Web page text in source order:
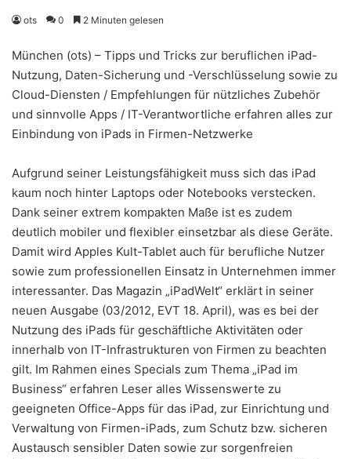
ots 0 2 Minuten gelesen
München (ots) – Tipps und Tricks zur beruflichen iPad-
Nutzung, Daten-Sicherung und -Verschlüsselung sowie zu
Cloud-Diensten / Empfehlungen für nützliches Zubehör
und sinnvolle Apps / IT-Verantwortliche erfahren alles zur
Einbindung von iPads in Firmen-Netzwerke
Aufgrund seiner Leistungsfähigkeit muss sich das iPad
kaum noch hinter Laptops oder Notebooks verstecken.
Dank seiner extrem kompakten Maße ist es zudem
deutlich mobiler und flexibler einsetzbar als diese Geräte.
Damit wird Apples Kult-Tablet auch für berufliche Nutzer
sowie zum professionellen Einsatz in Unternehmen immer
interessanter. Das Magazin „iPadWelt“ erklärt in seiner
neuen Ausgabe (03/2012, EVT 18. April), was es bei der
Nutzung des iPads für geschäftliche Aktivitäten oder
innerhalb von IT-Infrastrukturen von Firmen zu beachten
gilt. Im Rahmen eines Specials zum Thema „iPad im
Business“ erfahren Leser alles Wissenswerte zu
geeigneten Office-Apps für das iPad, zur Einrichtung und
Verwaltung von Firmen-iPads, zum Schutz bzw. sicheren
Austausch sensibler Daten sowie zur sorgenfreien